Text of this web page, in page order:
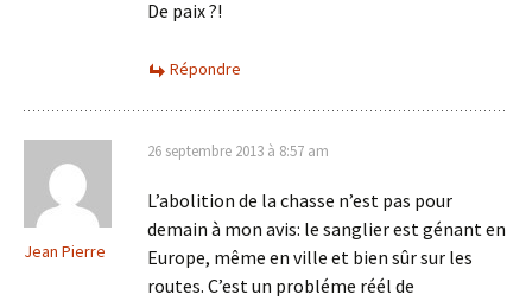
De paix ?!
Répondre
Jean Pierre
26 septembre 2013 à 8:57 am
L’abolition de la chasse n’est pas pour
demain à mon avis: le sanglier est génant en
Europe, même en ville et bien sûr sur les
routes. C’est un probléme réél de